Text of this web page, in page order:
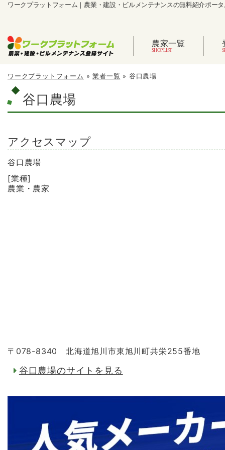
ワークプラットフォーム｜農業・建設・ビルメンテナンスの無料紹介ポー
農家一覧
ワークプラットフォーム »業者一覧 » 谷口農場
谷口農場
アクセスマップ
谷口農場
[業種]
農業・農家
〒078-8340 北海道旭川市東旭川町共栄255番地
谷口農場のサイトを見る